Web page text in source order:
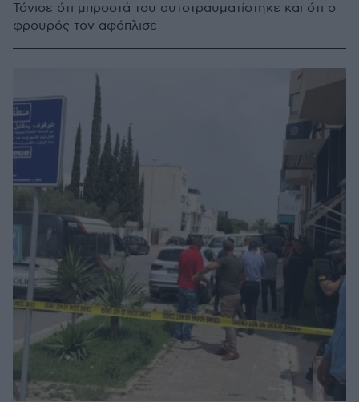
Τόνισε ότι μπροστά του αυτοτραυματίστηκε και ότι ο
φρουρός τον αφόπλισε